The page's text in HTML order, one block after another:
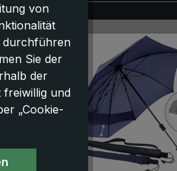
von
durchführen
Sie der
der
freiwillig und
„Cookie-